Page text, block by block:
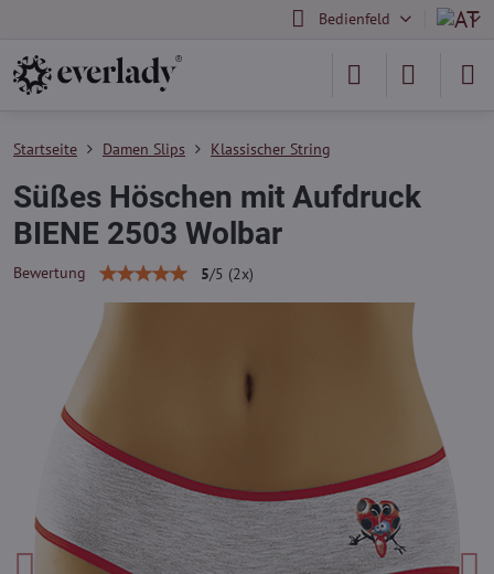
Bedienfeld
Startseite Damen Slips Klassischer String
Süßes Höschen mit Aufdruck
BIENE 2503 Wolbar
Bewertung 5/5 (2x)